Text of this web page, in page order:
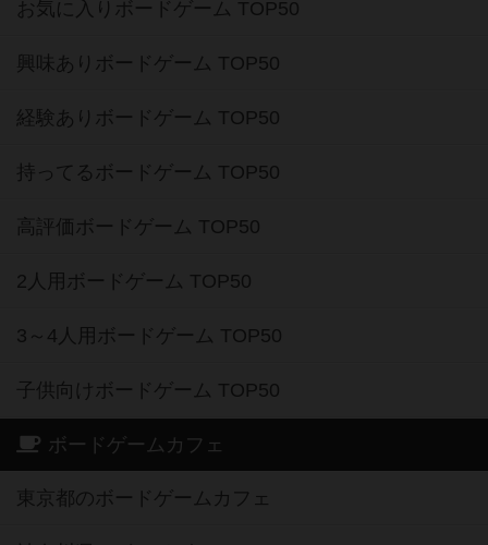
お気に入りボードゲーム TOP50
興味ありボードゲーム TOP50
経験ありボードゲーム TOP50
持ってるボードゲーム TOP50
高評価ボードゲーム TOP50
2人用ボードゲーム TOP50
3～4人用ボードゲーム TOP50
子供向けボードゲーム TOP50
ボードゲームカフェ
東京都のボードゲームカフェ